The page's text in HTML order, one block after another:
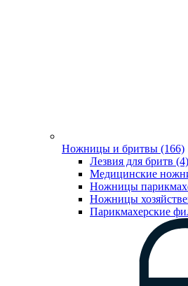
Ножницы и бритвы (166)
Лезвия для бритв (4)
Медицинские
Ножницы
Ножницы
Парикмахерские